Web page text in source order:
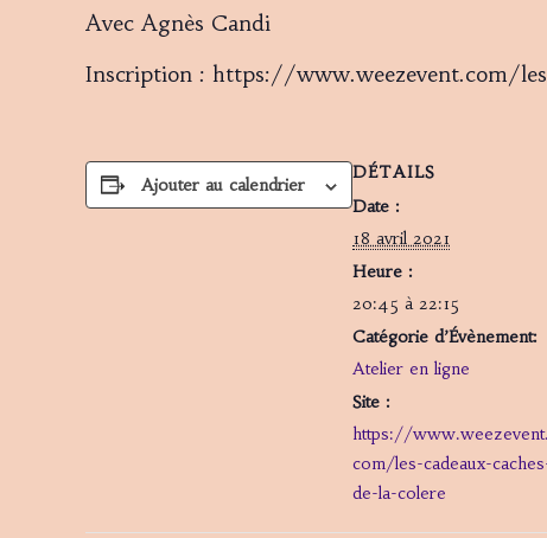
Avec Agnès Candi
Inscription : https://www.weezevent.com/
Ajouter au calendrier
DÉTAILS
Date :
18 avril 2021
Heure :
20:45 à 22:15
Catégorie d’Évènement:
Atelier en ligne
Site :
https://www.weezevent.
com/les-cadeaux-
de-la-colere